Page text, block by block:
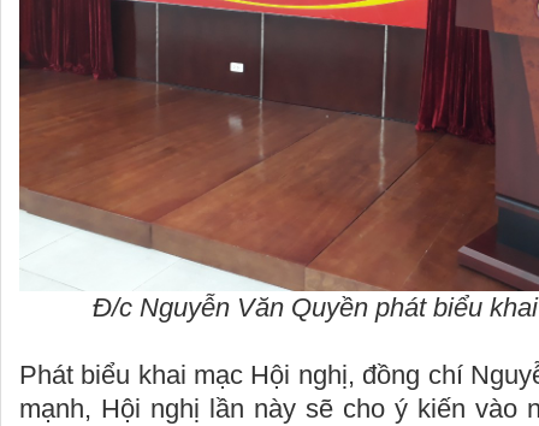
Đ/c Nguyễn Văn Quyền phát biểu
Phát biểu khai mạc Hội nghị, đồng chí
mạnh, Hội nghị lần này sẽ cho ý kiến vào